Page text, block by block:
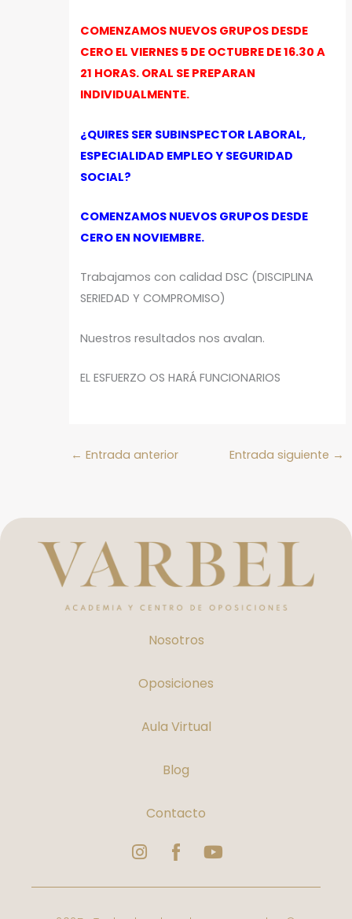
COMENZAMOS NUEVOS GRUPOS DESDE
CERO EL VIERNES 5 DE OCTUBRE DE 16.30 A
21 HORAS. ORAL SE PREPARAN
INDIVIDUALMENTE.
¿QUIRES SER SUBINSPECTOR LABORAL,
ESPECIALIDAD EMPLEO Y SEGURIDAD
SOCIAL?
COMENZAMOS NUEVOS GRUPOS DESDE
CERO EN NOVIEMBRE.
Trabajamos con calidad DSC (DISCIPLINA
SERIEDAD Y COMPROMISO)
Nuestros resultados nos avalan.
EL ESFUERZO OS HARÁ FUNCIONARIOS
← Entrada anterior Entrada siguiente →
Nosotros
Oposiciones
Aula Virtual
Blog
Contacto
Instagram
Logo
Facebook
Youtube